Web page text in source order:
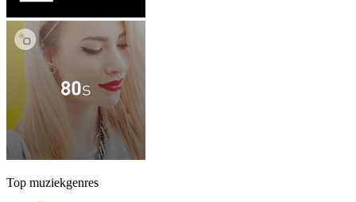
Top muziekgenres